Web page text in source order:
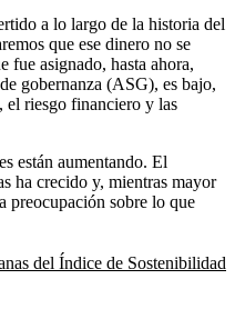
a lo largo de la historia del
que ese dinero no se
asignado, hasta ahora,
gobernanza (ASG), es bajo,
el riesgo financiero y las
están aumentando. El
ha crecido y, mientras mayor
preocupación sobre lo que
del Índice de Sostenibilidad